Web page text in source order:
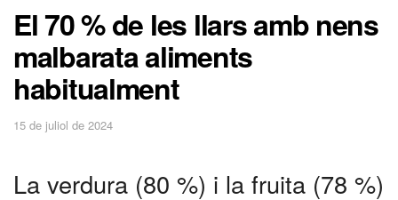
El 70 % de les llars amb nens
malbarata aliments
habitualment
15 de juliol de 2024
La verdura (80 %) i la fruita (78 %)